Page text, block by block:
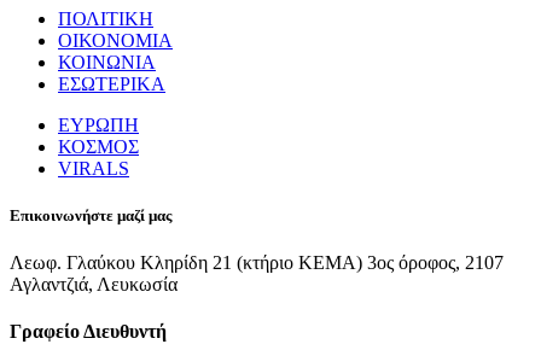
ΠΟΛΙΤΙΚΗ
ΟΙΚΟΝΟΜΙΑ
ΚΟΙΝΩΝΙΑ
ΕΣΩΤΕΡΙΚΑ
ΕΥΡΩΠΗ
ΚΟΣΜΟΣ
VIRALS
Επικοινωνήστε μαζί μας
Λεωφ. Γλαύκου Κληρίδη 21 (κτήριο ΚΕΜΑ) 3ος όροφος, 2107
Αγλαντζιά, Λευκωσία
Γραφείο Διευθυντή